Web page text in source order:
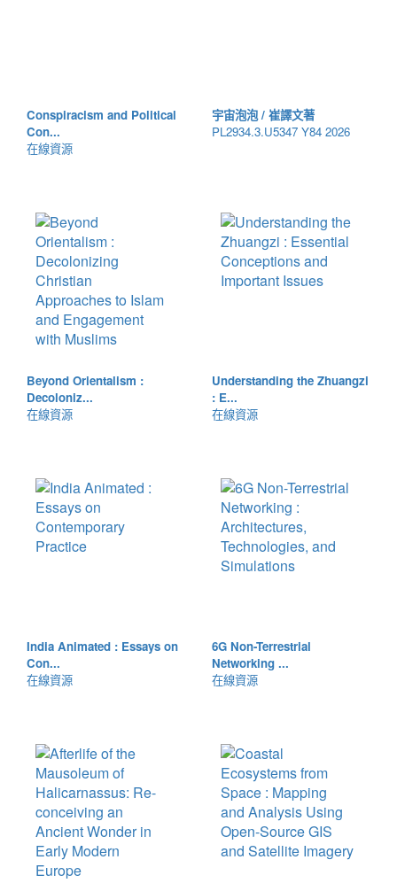
Conspiracism and Political
Con...
在線資源
宇宙泡泡 / 崔譯文著
PL2934.3.U5347 Y84 2026
Beyond Orientalism :
Decoloniz...
在線資源
Understanding the Zhuangzi
: E...
在線資源
India Animated : Essays on
Con...
在線資源
6G Non-Terrestrial
Networking ...
在線資源